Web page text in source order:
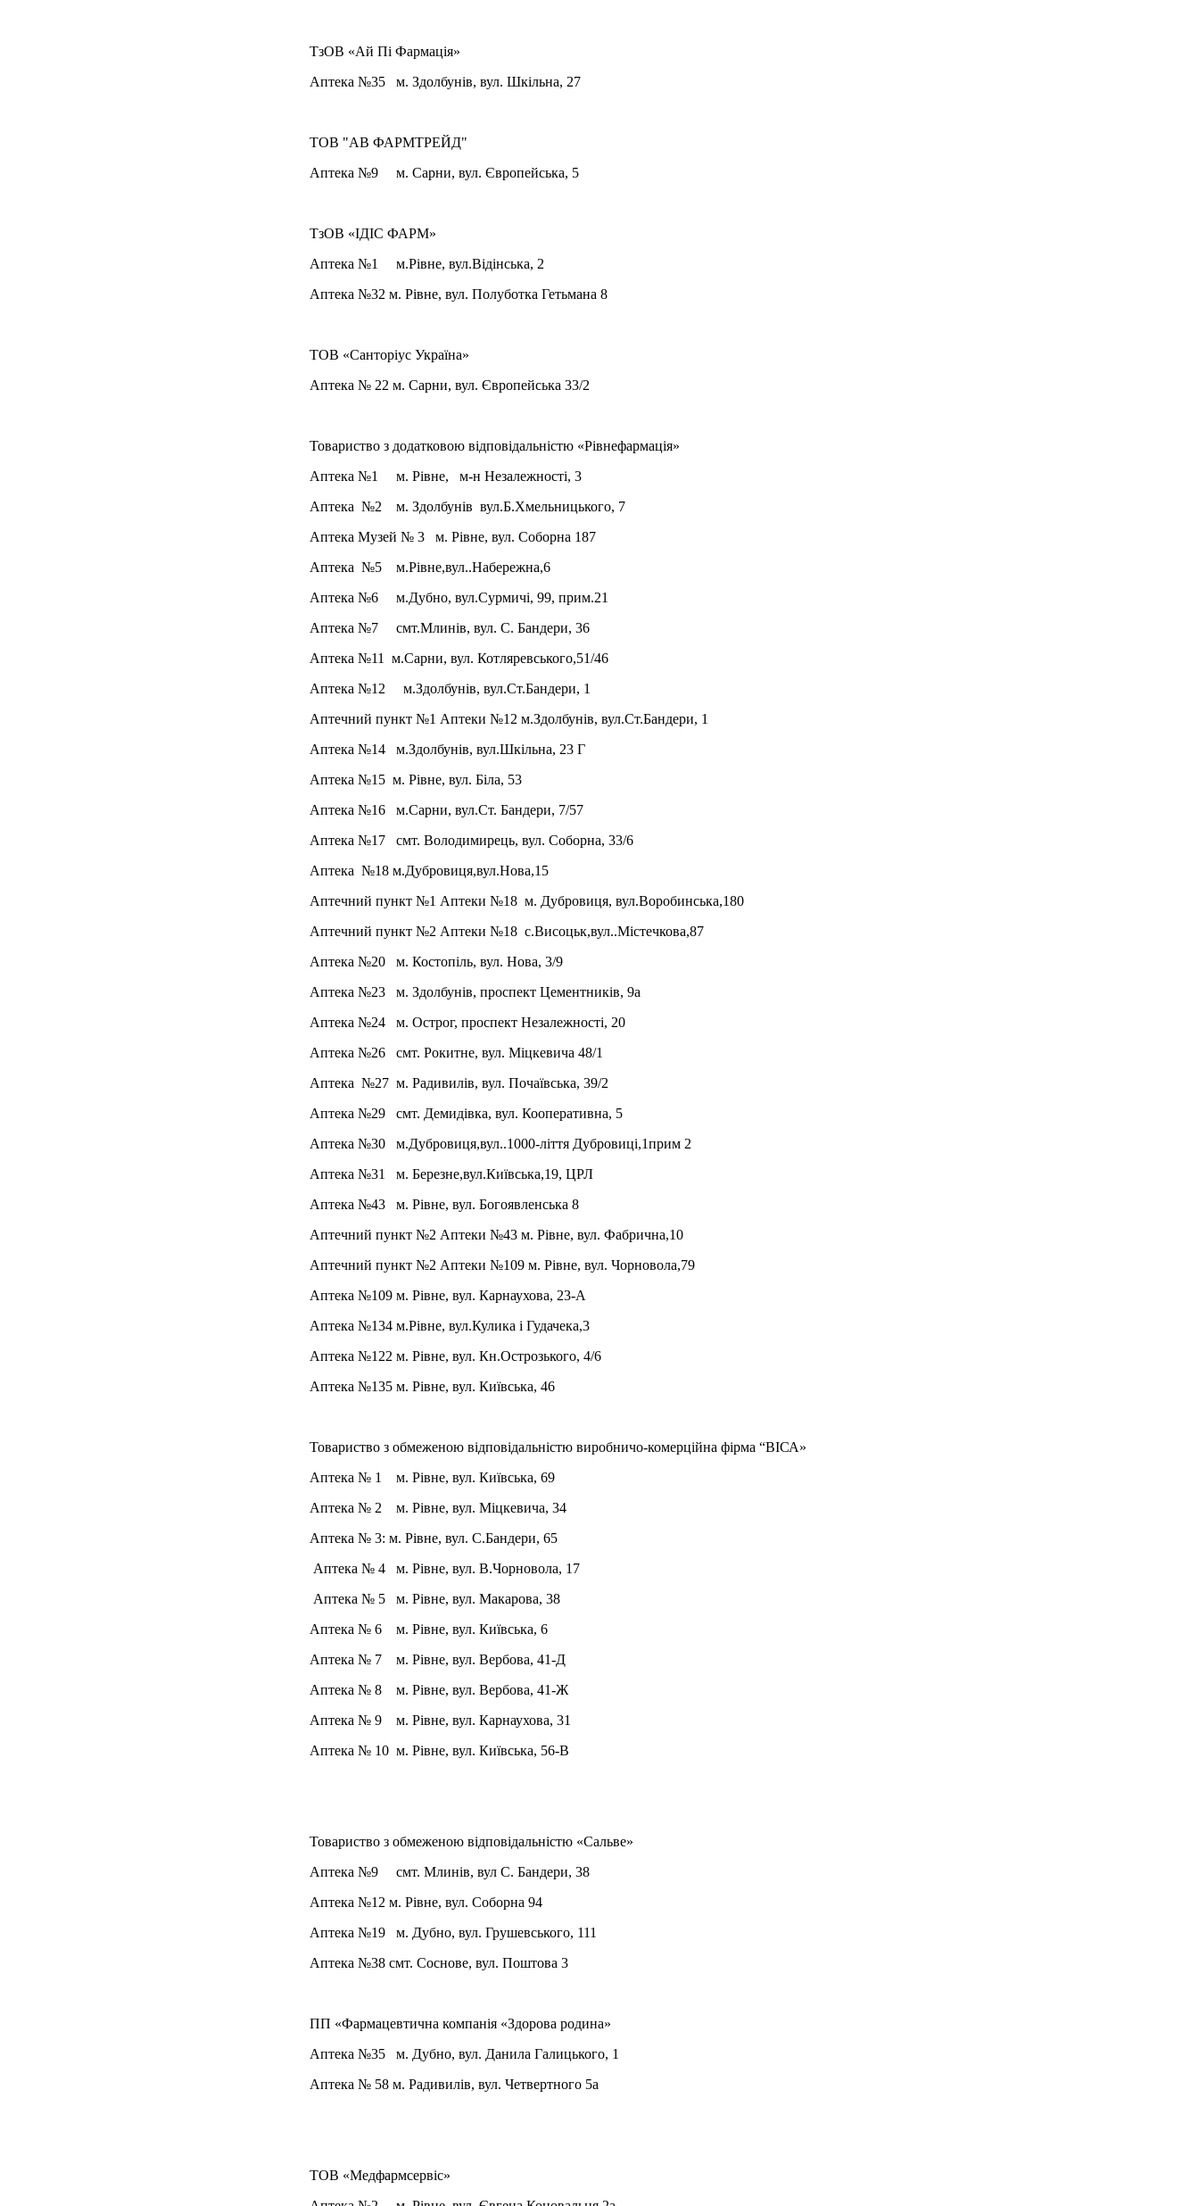
ТзОВ «Ай Пі Фармація»
Аптека №35 м. Здолбунів, вул. Шкільна, 27
ТОВ "АВ ФАРМТРЕЙД"
Аптека №9 м. Сарни, вул. Європейська, 5
ТзОВ «ІДІС ФАРМ»
Аптека №1 м.Рівне, вул.Відінська, 2
Аптека №32 м. Рівне, вул. Полуботка Гетьмана 8
ТОВ «Санторіус Україна»
Аптека № 22 м. Сарни, вул. Європейська 33/2
Товариство з додатковою відповідальністю «Рівнефармація»
Аптека №1 м. Рівне, м-н Незалежності, 3
Аптека №2 м. Здолбунів вул.Б.Хмельницького, 7
Аптека Музей № 3 м. Рівне, вул. Соборна 187
Аптека №5 м.Рівне,вул..Набережна,6
Аптека №6 м.Дубно, вул.Сурмичі, 99, прим.21
Аптека №7 смт.Млинів, вул. С. Бандери, 36
Аптека №11 м.Сарни, вул. Котляревського,51/46
Аптека №12 м.Здолбунів, вул.Ст.Бандери, 1
Аптечний пункт №1 Аптеки №12 м.Здолбунів, вул.Ст.Бандери, 1
Аптека №14 м.Здолбунів, вул.Шкільна, 23 Г
Аптека №15 м. Рівне, вул. Біла, 53
Аптека №16 м.Сарни, вул.Ст. Бандери, 7/57
Аптека №17 смт. Володимирець, вул. Соборна, 33/6
Аптека №18 м.Дубровиця,вул.Нова,15
Аптечний пункт №1 Аптеки №18 м. Дубровиця, вул.Воробинська,180
Аптечний пункт №2 Аптеки №18 c.Висоцьк,вул..Містечкова,87
Аптека №20 м. Костопіль, вул. Нова, 3/9
Аптека №23 м. Здолбунів, проспект Цементників, 9а
Аптека №24 м. Острог, проспект Незалежності, 20
Аптека №26 смт. Рокитне, вул. Міцкевича 48/1
Аптека №27 м. Радивилів, вул. Почаївська, 39/2
Аптека №29 смт. Демидівка, вул. Кооперативна, 5
Аптека №30 м.Дубровиця,вул..1000-ліття Дубровиці,1прим 2
Аптека №31 м. Березне,вул.Київська,19, ЦРЛ
Аптека №43 м. Рівне, вул. Богоявленська 8
Аптечний пункт №2 Аптеки №43 м. Рівне, вул. Фабрична,10
Аптечний пункт №2 Аптеки №109 м. Рівне, вул. Чорновола,79
Аптека №109 м. Рівне, вул. Карнаухова, 23-А
Аптека №134 м.Рівне, вул.Кулика і Гудачека,3
Аптека №122 м. Рівне, вул. Кн.Острозького, 4/6
Аптека №135 м. Рівне, вул. Київська, 46
Товариство з обмеженою відповідальністю виробничо-комерційна фірма “ВІСА»
Аптека № 1 м. Рівне, вул. Київська, 69
Аптека № 2 м. Рівне, вул. Міцкевича, 34
Аптека № 3: м. Рівне, вул. С.Бандери, 65
Аптека № 4 м. Рівне, вул. В.Чорновола, 17
Аптека № 5 м. Рівне, вул. Макарова, 38
Аптека № 6 м. Рівне, вул. Київська, 6
Аптека № 7 м. Рівне, вул. Вербова, 41-Д
Аптека № 8 м. Рівне, вул. Вербова, 41-Ж
Аптека № 9 м. Рівне, вул. Карнаухова, 31
Аптека № 10 м. Рівне, вул. Київська, 56-В
Товариство з обмеженою відповідальністю «Сальве»
Аптека №9 смт. Млинів, вул С. Бандери, 38
Аптека №12 м. Рівне, вул. Соборна 94
Аптека №19 м. Дубно, вул. Грушевського, 111
Аптека №38 смт. Соснове, вул. Поштова 3
ПП «Фармацевтична компанія «Здорова родина»
Аптека №35 м. Дубно, вул. Данила Галицького, 1
Аптека № 58 м. Радивилів, вул. Четвертного 5а
ТОВ «Медфармсервіс»